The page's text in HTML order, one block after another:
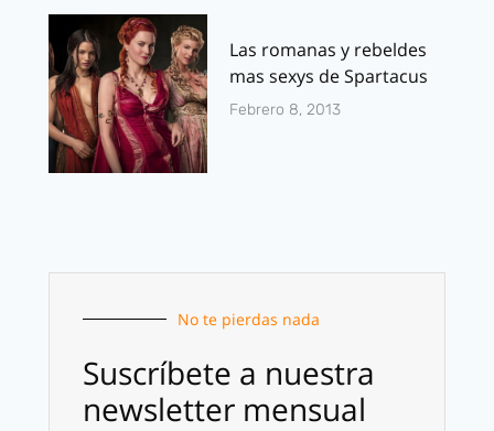
Las romanas y rebeldes
mas sexys de Spartacus
Febrero 8, 2013
No te pierdas nada
Suscríbete a nuestra
newsletter mensual